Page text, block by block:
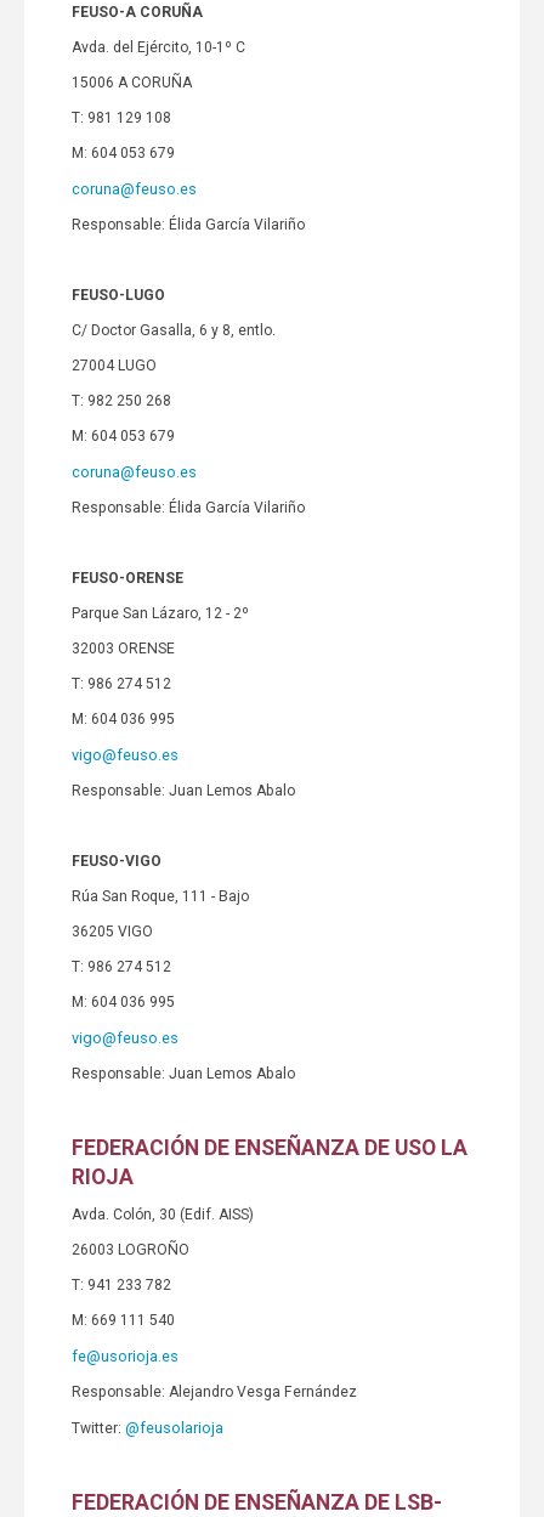
FEUSO-A CORUÑA
Avda. del Ejército, 10-1º C
15006 A CORUÑA
T: 981 129 108
M: 604 053 679
coruna@feuso.es
Responsable: Élida García Vilariño
FEUSO-LUGO
C/ Doctor Gasalla, 6 y 8, entlo.
27004 LUGO
T: 982 250 268
M: 604 053 679
coruna@feuso.es
Responsable: Élida García Vilariño
FEUSO-ORENSE
Parque San Lázaro, 12 - 2º
32003 ORENSE
T: 986 274 512
M: 604 036 995
vigo@feuso.es
Responsable: Juan Lemos Abalo
FEUSO-VIGO
Rúa San Roque, 111 - Bajo
36205 VIGO
T: 986 274 512
M: 604 036 995
vigo@feuso.es
Responsable: Juan Lemos Abalo
FEDERACIÓN DE ENSEÑANZA DE USO LA
RIOJA
Avda. Colón, 30 (Edif. AISS)
26003 LOGROÑO
T: 941 233 782
M: 669 111 540
fe@usorioja.es
Responsable: Alejandro Vesga Fernández
Twitter: @feusolarioja
FEDERACIÓN DE ENSEÑANZA DE LSB-